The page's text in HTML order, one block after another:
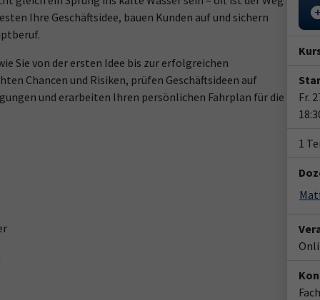
Ihre Geschäftsidee, bauen Kunden auf und sichern
Sie von der ersten Idee bis zur erfolgreichen
Chancen und Risiken, prüfen Geschäftsideen auf
und erarbeiten Ihren persönlichen Fahrplan für die
Fr.
1